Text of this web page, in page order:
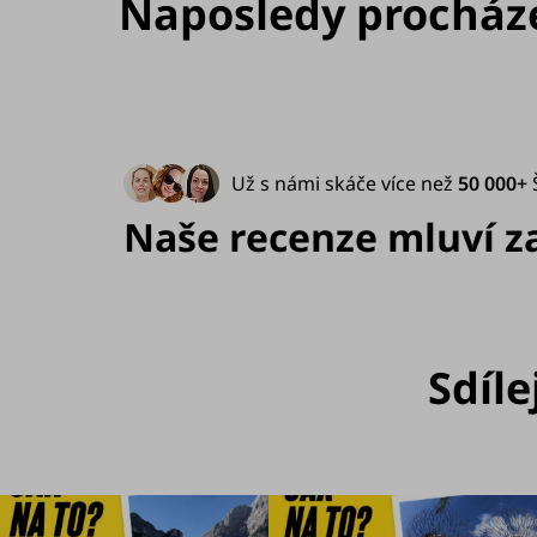
Naposledy
Už s námi skáče více než 50 000+
Naše recenze mluví